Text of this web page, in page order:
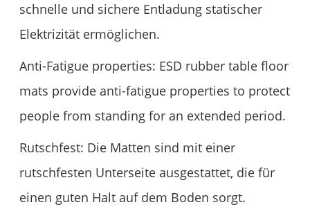
schnelle und sichere Entladung statischer
Elektrizität ermöglichen.
Anti-Fatigue properties: ESD rubber table floor
mats provide anti-fatigue properties to protect
people from standing for an extended period.
Rutschfest: Die Matten sind mit einer
rutschfesten Unterseite ausgestattet, die für
einen guten Halt auf dem Boden sorgt.